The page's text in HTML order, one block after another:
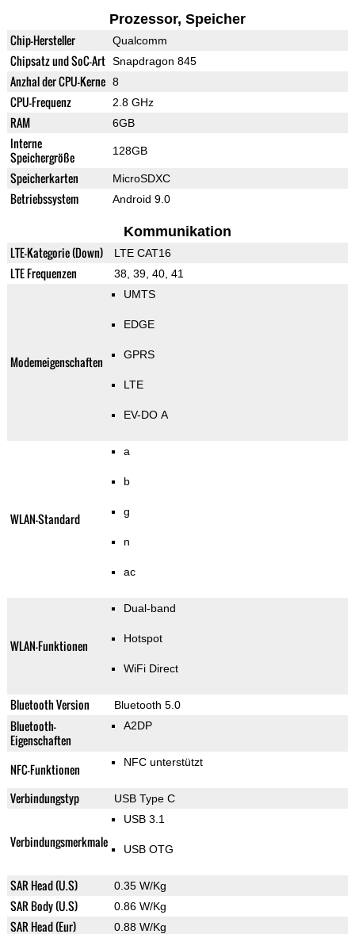
Prozessor, Speicher
Chip-Hersteller Qualcomm
Chipsatz und SoC-Art Snapdragon 845
Anzhal der CPU-Kerne 8
CPU-Frequenz 2.8 GHz
RAM 6GB
Interne
Speichergröße
128GB
Speicherkarten MicroSDXC
Betriebssystem Android 9.0
Kommunikation
LTE-Kategorie (Down) LTE CAT16
LTE Frequenzen 38, 39, 40, 41
Modemeigenschaften
UMTS
EDGE
GPRS
LTE
EV-DO A
WLAN-Standard
a
b
g
n
ac
WLAN-Funktionen
Dual-band
Hotspot
WiFi Direct
Bluetooth Version Bluetooth 5.0
Bluetooth-
Eigenschaften
A2DP
NFC-Funktionen NFC unterstützt
Verbindungstyp USB Type C
Verbindungsmerkmale
USB 3.1
USB OTG
SAR Head (U.S) 0.35 W/Kg
SAR Body (U.S) 0.86 W/Kg
SAR Head (Eur) 0.88 W/Kg